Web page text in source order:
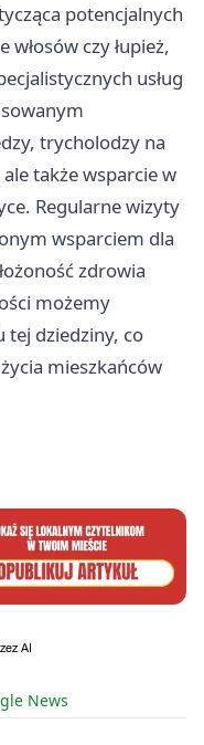
potencjalnych
czy łupież,
usług
trycholodzy na
także wsparcie w
Regularne wizyty
wsparciem dla
zdrowia
możemy
tej dziedziny, co
mieszkańców
News